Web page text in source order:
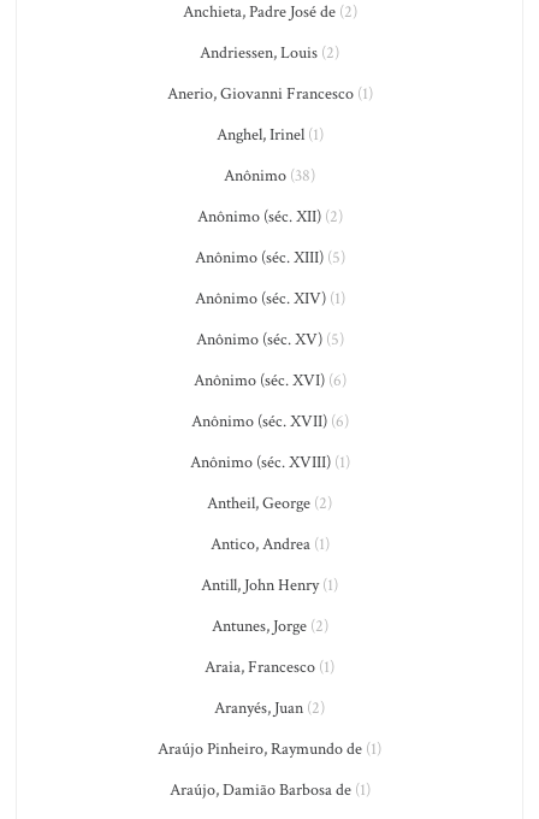
Anchieta, Padre José de(2)
Andriessen, Louis (2)
Anerio, Giovanni Francesco(1)
Anghel, Irinel(1)
Anônimo (38)
Anônimo (séc. XII)(2)
Anônimo (séc. XIII)(5)
Anônimo (séc. XIV)(1)
Anônimo (séc. XV)(5)
Anônimo (séc. XVI)(6)
Anônimo (séc. XVII)(6)
Anônimo (séc. XVIII)(1)
Antheil, George (2)
Antico, Andrea(1)
Antill, John Henry(1)
Antunes, Jorge(2)
Araia, Francesco (1)
Aranyés, Juan (2)
Araújo Pinheiro, Raymundo de (1)
Araújo, Damião Barbosa de(1)